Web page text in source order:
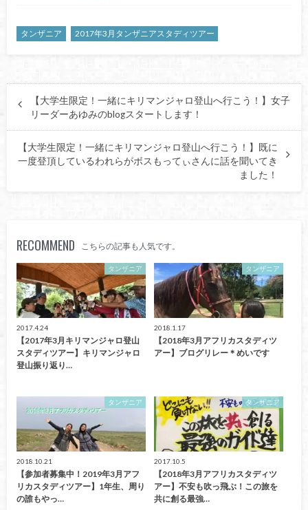
タンザニア 2017年3月タンザニアスタディツアー
【大学生限定！一緒にキリマンジャロ登山へ行こう！】女子
リーダーあゆみのblogスタートします！
【大学生限定！一緒にキリマンジャロ登山へ行こう！】既に
一度登頂しているわれらがボスもってぃさんに話を聞いてき
ました！
RECOMMEND こちらの記事も人気です。
タンザニア
2017.4.24
【2017年3月キリマンジャロ登山
スタディツアー】キリマンジャロ
登山振り返り…
タンザニア
2018.1.17
【2018年3月アフリカスタディツ
アー】ブログリレー＊めいです
タンザニア
2018.10.21
【参加者募集中！2019年3月アフ
リカスタディツアー】1年生、周り
の誰もやっ…
タンザニア
2017.10.5
【2018年3月アフリカスタディツ
アー】不安も吹っ飛ぶ！この旅を
共に創る最強…